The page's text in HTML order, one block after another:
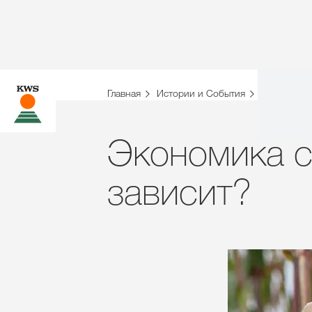
Главная Истории и События
Экономика
зависит?